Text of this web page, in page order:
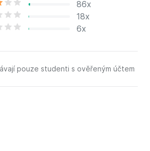
86x
18x
6x
pouze studenti s ověřeným účtem